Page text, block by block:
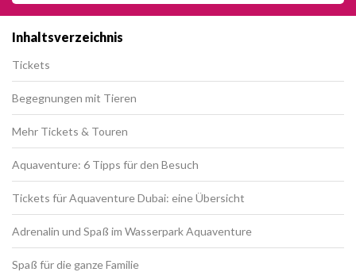
Inhaltsverzeichnis
Tickets
Begegnungen mit Tieren
Mehr Tickets & Touren
Aquaventure: 6 Tipps für den Besuch
Tickets für Aquaventure Dubai: eine Übersicht
Adrenalin und Spaß im Wasserpark Aquaventure
Spaß für die ganze Familie